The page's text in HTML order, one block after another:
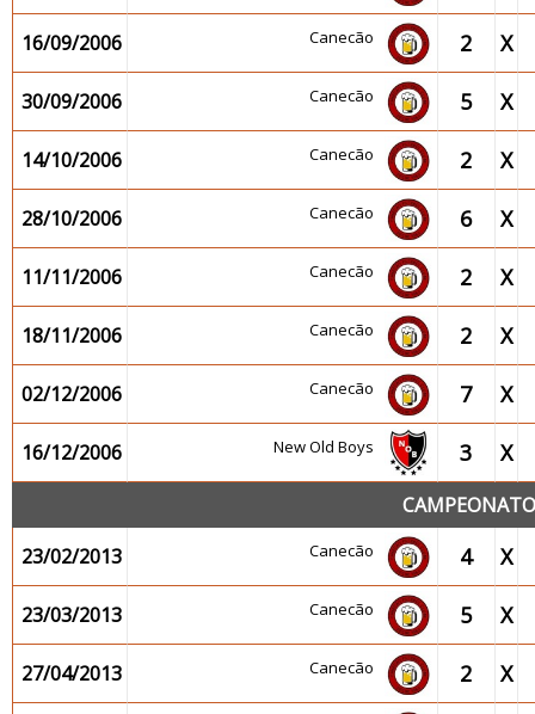
16/09/2006 Canecão 2 X
30/09/2006 Canecão 5 X
14/10/2006 Canecão 2 X
28/10/2006 Canecão 6 X
11/11/2006 Canecão 2 X
18/11/2006 Canecão 2 X
02/12/2006 Canecão 7 X
16/12/2006 New Old Boys 3 X
23/02/2013
Canecão 4 X
23/03/2013 Canecão 5 X
27/04/2013 Canecão 2 X